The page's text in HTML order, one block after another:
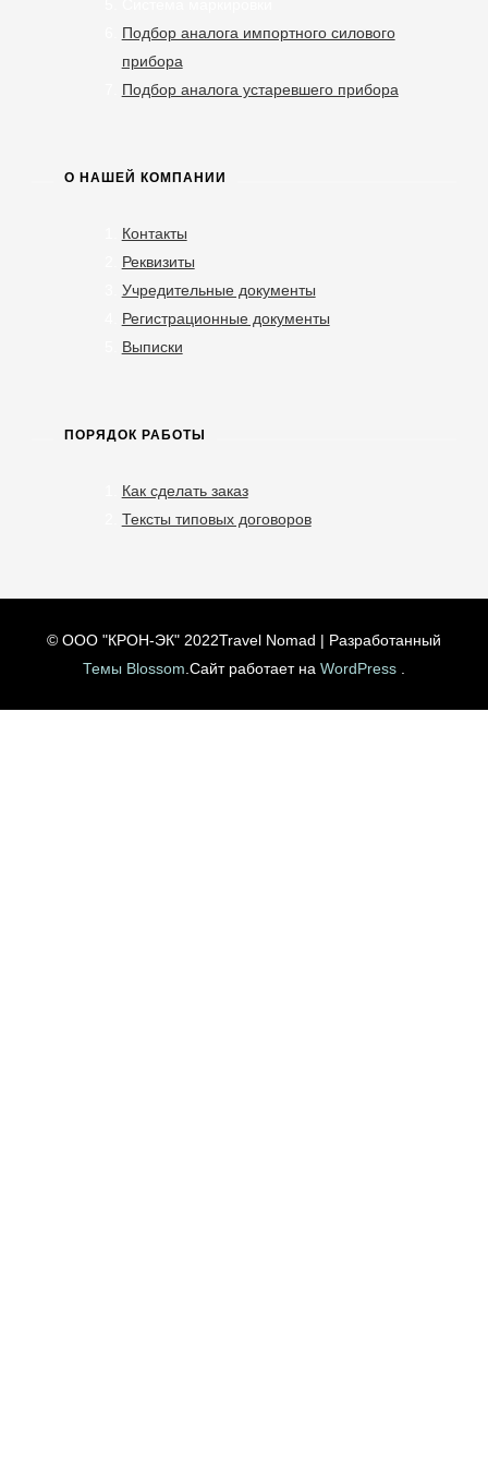
Подбор аналога импортного силового
прибора
Подбор аналога устаревшего прибора
О НАШЕЙ КОМПАНИИ
Контакты
Реквизиты
Учредительные документы
Регистрационные документы
Выписки
ПОРЯДОК РАБОТЫ
Как сделать заказ
Тексты типовых договоров
© ООО "КРОН-ЭК" 2022Travel Nomad | Разработанный
Темы Blossom .Сайт работает на WordPress